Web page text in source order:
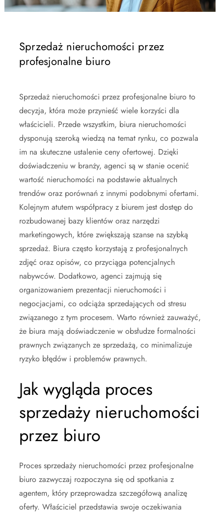
Sprzedaż nieruchomości przez
profesjonalne biuro
Sprzedaż nieruchomości przez profesjonalne biuro to
decyzja, która może przynieść wiele korzyści dla
właścicieli. Przede wszystkim, biura nieruchomości
dysponują szeroką wiedzą na temat rynku, co pozwala
im na skuteczne ustalenie ceny ofertowej. Dzięki
doświadczeniu w branży, agenci są w stanie ocenić
wartość nieruchomości na podstawie aktualnych
trendów oraz porównań z innymi podobnymi ofertami.
Kolejnym atutem współpracy z biurem jest dostęp do
rozbudowanej bazy klientów oraz narzędzi
marketingowych, które zwiększają szanse na szybką
sprzedaż. Biura często korzystają z profesjonalnych
zdjęć oraz opisów, co przyciąga potencjalnych
nabywców. Dodatkowo, agenci zajmują się
organizowaniem prezentacji nieruchomości i
negocjacjami, co odciąża sprzedających od stresu
związanego z tym procesem. Warto również zauważyć,
że biura mają doświadczenie w obsłudze formalności
prawnych związanych ze sprzedażą, co minimalizuje
ryzyko błędów i problemów prawnych.
Jak wygląda proces
sprzedaży nieruchomości
przez biuro
Proces sprzedaży nieruchomości przez profesjonalne
biuro zazwyczaj rozpoczyna się od spotkania z
agentem, który przeprowadza szczegółową analizę
oferty. Właściciel przedstawia swoje oczekiwania